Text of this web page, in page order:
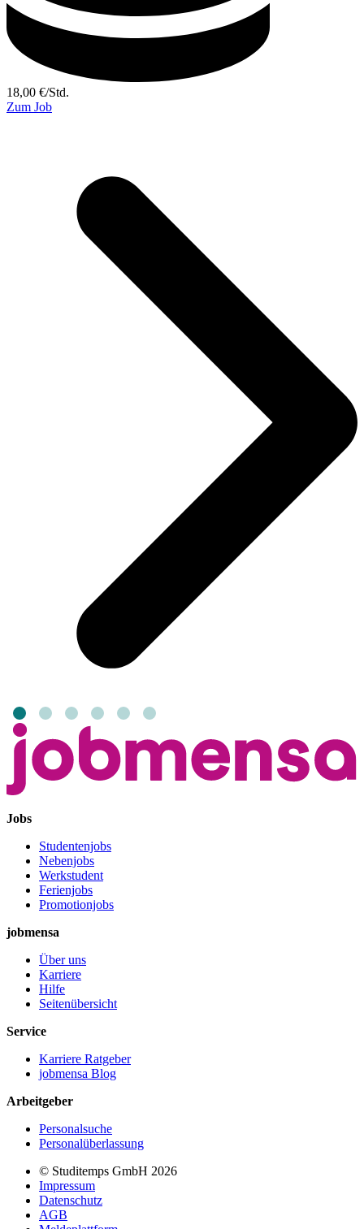
18,00 €/Std.
Zum Job
Jobs
Studentenjobs
Nebenjobs
Werkstudent
Ferienjobs
Promotionjobs
jobmensa
Über uns
Karriere
Hilfe
Seitenübersicht
Service
Karriere Ratgeber
jobmensa Blog
Arbeitgeber
Personalsuche
Personalüberlassung
© Studitemps GmbH 2026
Impressum
Datenschutz
AGB